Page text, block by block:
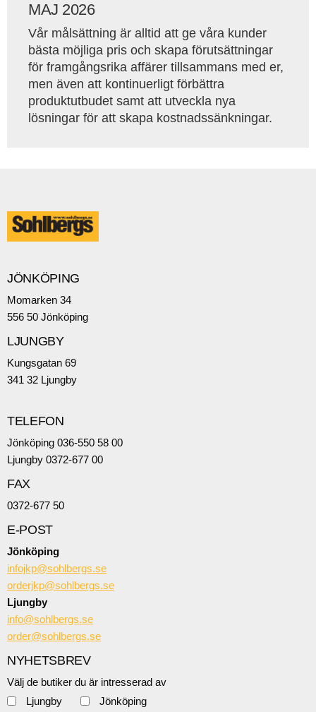
MAJ 2026
Vår målsättning är alltid att ge våra kunder
bästa möjliga pris och skapa förutsättningar
för framgångsrika affärer tillsammans med er,
men även att kontinuerligt förbättra
produktutbudet samt att utveckla nya
lösningar för att skapa kostnadssänkningar.
JÖNKÖPING
Momarken 34
556 50 Jönköping
LJUNGBY
Kungsgatan 69
341 32 Ljungby
TELEFON
Jönköping 036-550 58 00
Ljungby 0372-677 00
FAX
0372-677 50
E-POST
Jönköping
infojkp@sohlbergs.se
orderjkp@sohlbergs.se
Ljungby
info@sohlbergs.se
order@sohlbergs.se
NYHETSBREV
Välj de butiker du är intresserad av
Ljungby
Jönköping